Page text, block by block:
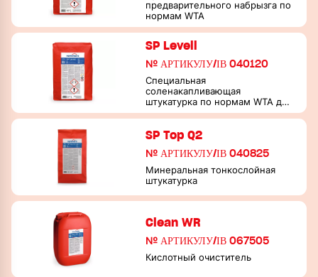
Защита от ливневых дождей
Защита от граффити
Материалы для покраски
Обновление и ремонт лепных элементов
Материалы для покраски
Кроющие покрытия
Лессирующие покрытия
предварительного набрызга по
нормам WTA
SP Levell
№ АРТИКУЛУ/ІВ 040120
Специальная
соленакапливающая
штукатурка по нормам WTA для
каменных кладок,
солевую нагрузку
SP Top Q2
№ АРТИКУЛУ/ІВ 040825
Минеральная тонкослойная
штукатурка
Clean WR
№ АРТИКУЛУ/ІВ 067505
Кислотный очиститель